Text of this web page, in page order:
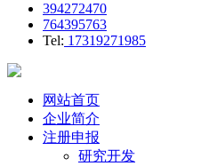
394272470
764395763
Tel: 17319271985
网站首页
企业简介
注册申报
研究开发